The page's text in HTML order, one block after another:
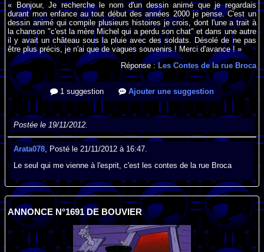
« Bonjour, Je recherche le nom d'un dessin animé que je regardais
durant mon enfance au tout début des années 2000 je pense. C'est un
dessin animé qui compile plusieurs histoires je crois, dont l'une a trait à
la chanson "c'est la mère Michel qui a perdu son chat" et dans une autre
il y avait un château sous la pluie avec des soldats. Désolé de ne pas
être plus précis, je n'ai que de vagues souvenirs ! Merci d'avance ! »
Réponse :Les Contes de la rue Broca
1 suggestion Ajouter une suggestion
Postée le 19/11/2012.
Arata078 , Posté le 21/11/2012 à 16:47.
Le seul qui me vienne à l'esprit, c'est les contes de la rue Broca
ANNONCE N°1691 DE BOUVIER